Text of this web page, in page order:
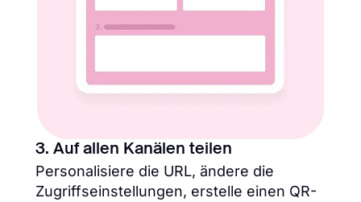
3. Auf allen Kanälen teilen
Personalisiere die URL, ändere die
Zugriffseinstellungen, erstelle einen QR-